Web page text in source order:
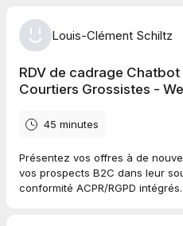
Louis-Clément Schiltz
RDV de cadrage
Courtiers Grossistes -
45 minutes
Présentez vos offres à de
vos prospects B2C dans leur
conformité ACPR/RGPD intégrés.